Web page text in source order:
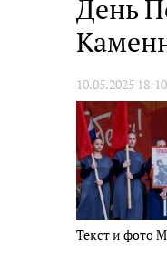
День
10.05.2025 18:10
Текст и фото